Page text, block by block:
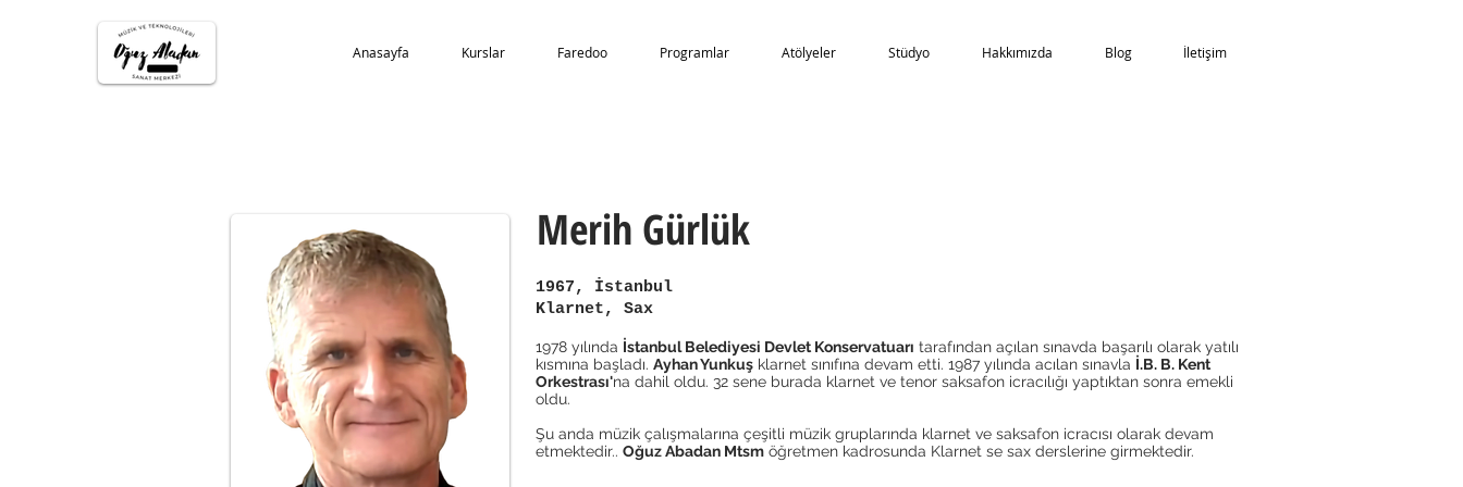
Anasayfa Kurslar Faredoo Programlar Atölyeler Stüdyo Hakkımızda Blog İletişim
Merih Gürlük
1967, İstanbul
Klarnet, Sax
1978 yılında İstanbul Belediyesi Devlet Konservatuarı tarafından açılan sınavda başarılı olarak yatılı
kısmına başladı. Ayhan Yunkuş klarnet sınıfına devam etti. 1987 yılında acılan sınavla İ.B. B. Kent
Orkestrası'na dahil oldu. 32 sene burada klarnet ve tenor saksafon icracılığı yaptıktan sonra emekli
oldu.
Şu anda müzik çalışmalarına çeşitli müzik gruplarında klarnet ve saksafon icracısı olarak devam
etmektedir.. Oğuz Abadan Mtsm öğretmen kadrosunda Klarnet se sax derslerine girmektedir.